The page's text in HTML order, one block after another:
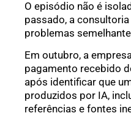
O episódio não é
passado, a
problemas
Em outubro, a
pagamento recebido
após identificar que
produzidos por IA,
referências e fontes